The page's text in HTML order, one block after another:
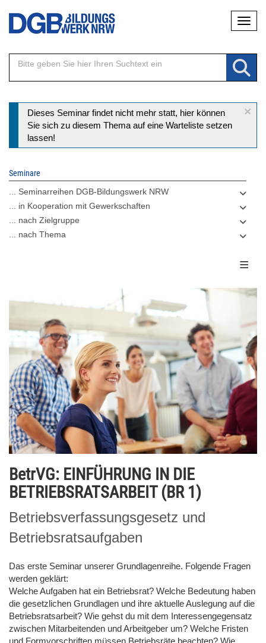
Direkt
Inhalt
×
Statusmeldung
Dieses Seminar findet nicht mehr statt, hier können
Sie sich zu diesem Thema auf eine Warteliste setzen
lassen!
Seminare
... Seminarreihen DGB-Bildungswerk NRW
... in Kooperation mit Gewerkschaften
... nach Zielgruppe
... nach Thema
BetrVG: EINFÜHRUNG IN DIE
BETRIEBSRATSARBEIT (BR 1)
Betriebsverfassungsgesetz und
Betriebsratsaufgaben
Das erste Seminar unserer Grundlagenreihe. Folgende Fragen
werden geklärt:
Welche Aufgaben hat ein Betriebsrat? Welche Bedeutung haben
die gesetzlichen Grundlagen und ihre aktuelle Auslegung auf die
Betriebsratsarbeit? Wie gehst du mit dem Interessengegensatz
zwischen Mitarbeitenden und Arbeitgeber um? Welche Fristen
und Formvorschriften müssen Betriebsräte beachten? Wie